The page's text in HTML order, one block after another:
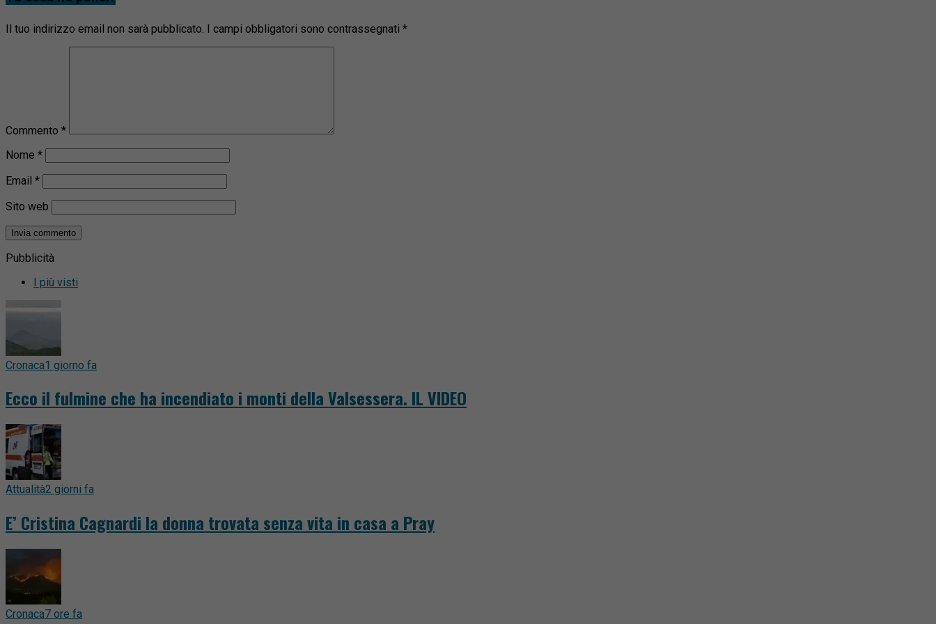
Il tuo indirizzo email non sarà pubblicato. I campi obbligatori sono contrassegnati *
Commento *
Nome *
Email *
Sito web
Pubblicità
I più visti
Cronaca1 giorno fa
Ecco il fulmine che ha incendiato i monti della Valsessera. IL VIDEO
Attualità2 giorni fa
E’ Cristina Cagnardi la donna trovata senza vita in casa a Pray
Cronaca7 ore fa